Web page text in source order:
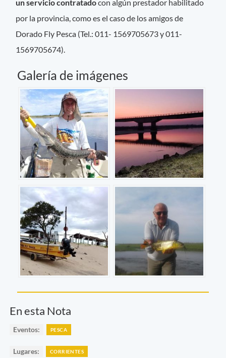
un servicio contratadocon algún prestador habilitado
por la provincia, como es el caso de los amigos de
Dorado Fly Pesca (Tel.: 011- 1569705673 y 011-
1569705674).
Galería de imágenes
En esta Nota
Eventos: PESCA
Lugares: CORRIENTES